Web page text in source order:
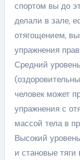
спортом вы до
делали в зале,
отягощением,
упражнения
Средний
человек может
упражнения с
массой тела в
Высокий
и становые